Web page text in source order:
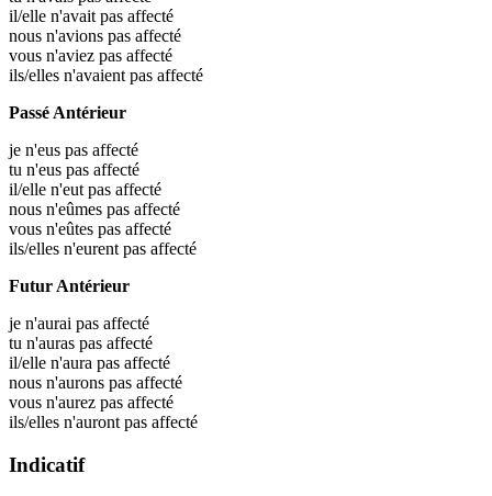
il/elle n'avait pas affecté
nous n'avions pas affecté
vous n'aviez pas affecté
ils/elles n'avaient pas affecté
Passé Antérieur
je n'eus pas affecté
tu n'eus pas affecté
il/elle n'eut pas affecté
nous n'eûmes pas affecté
vous n'eûtes pas affecté
ils/elles n'eurent pas affecté
Futur Antérieur
je n'aurai pas affecté
tu n'auras pas affecté
il/elle n'aura pas affecté
nous n'aurons pas affecté
vous n'aurez pas affecté
ils/elles n'auront pas affecté
Indicatif